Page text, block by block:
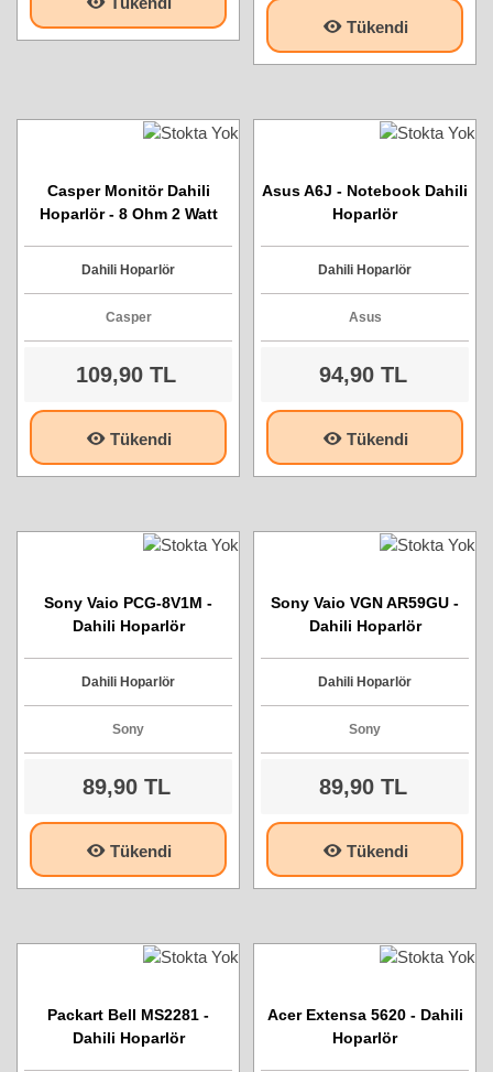
Tükendi
Casper Monitör Dahili
Hoparlör - 8 Ohm 2 Watt
Dahili Hoparlör
Casper
109,90 TL
Tükendi
Asus A6J - Notebook Dahili
Hoparlör
Dahili Hoparlör
Asus
94,90 TL
Tükendi
Sony Vaio PCG-8V1M -
Dahili Hoparlör
Dahili Hoparlör
Sony
89,90 TL
Tükendi
Sony Vaio VGN AR59GU -
Dahili Hoparlör
Dahili Hoparlör
Sony
89,90 TL
Tükendi
Packart Bell MS2281 -
Dahili Hoparlör
Acer Extensa 5620 - Dahili
Hoparlör